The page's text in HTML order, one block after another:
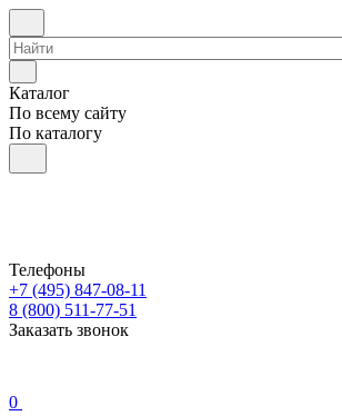
Каталог
По всему сайту
По каталогу
Телефоны
+7 (495) 847-08-11
8 (800) 511-77-51
Заказать звонок
0